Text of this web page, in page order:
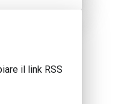
il link RSS